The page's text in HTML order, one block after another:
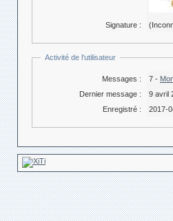
Signature :
Activité de l'utilisateur
Messages : 7 -
Dernier message :
9 avril
Enregistré :
2017-